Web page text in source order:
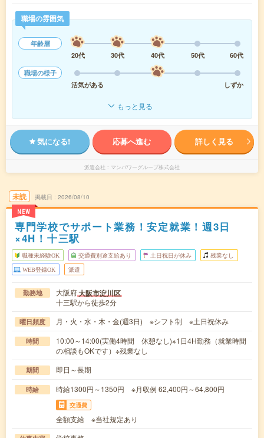
職場の雰囲気
年齢層
20代
30代 40代 50代
60代
職場の様子
活気がある
しずか
もっと見る
気になる! 応募へ進む 詳しく見る
派遣会社 マンパワーグループ株式会社
未読
NEW
掲載日 2026/08/10
専門学校でサポート業務！安定就業！週3日
×4H！十三駅
職種未経験OK 交通費別途支給あり 土日祝日が休み 残業なし
WEB登録OK 派遣
勤務地 大阪府大阪市淀川区
十三駅から徒歩2分
曜日頻度 月・火・水・木・金(週3日) ※シフト制 ※土日祝休み
時間
10:00～14:00(実働4時間 休憩なし)※1日4H勤務（就業時間
の相談もOKです）※残業なし
期間 即日～長期
時給 時給1300円～1350円 ※月収例 62,400円～64,800円
交通費
全額支給 ※当社規定あり